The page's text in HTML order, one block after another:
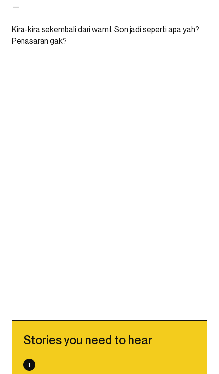
—
Kira-kira sekembali dari wamil, Son jadi seperti apa yah?
Penasaran gak?
Stories you need to hear
1